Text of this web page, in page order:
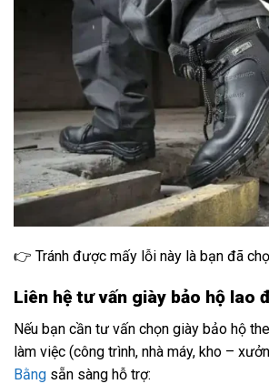
👉 Tránh được mấy lỗi này là bạn đã
Liên hệ tư vấn giày bảo hộ lao
Nếu bạn cần tư vấn chọn giày bảo hộ
làm việc (công trình, nhà máy, kho –
Bằng sẵn sàng hỗ trợ: